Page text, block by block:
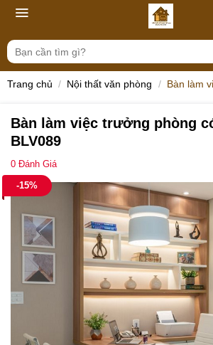
Skip
content
Tìm
kiếm:
Trang chủ / Nội thất văn phòng / Bàn làm
Bàn làm việc trưởng phòng
BLV089
0 Đánh Giá
-15%